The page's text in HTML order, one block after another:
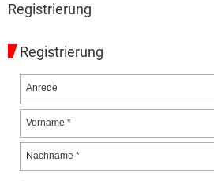
Registrierung
Registrierung
Anrede
Vorname *
Nachname *